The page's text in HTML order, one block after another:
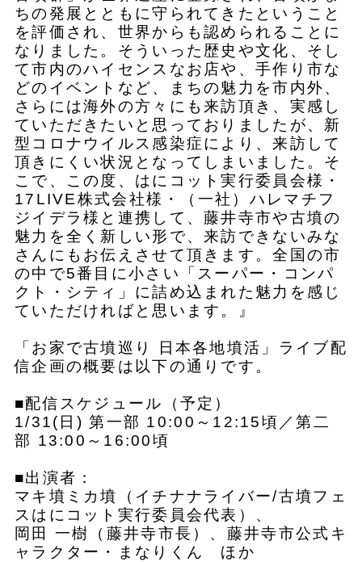
ちの発展とともに守られてきたということ
を評価され、世界からも認められることに
なりました。そういった歴史や⽂化、そし
て市内のハイセンスなお店や、⼿作り市な
どのイベントなど、まちの魅⼒を市内外、
さらには海外の方々にも来訪頂き、実感し
ていただきたいと思っておりましたが、新
型コロナウイルス感染症により、来訪して
頂きにくい状況となってしまいました。そ
こで、この度、はにコット実行委員会様・
17LIVE株式会社様・（⼀社）ハレマチフ
ジイデラ様と連携して、藤井寺市や古墳の
魅⼒を全く新しい形で、来訪できないみな
さんにもお伝えさせて頂きます。全国の市
の中で5番目に小さい「スーパー・コンパ
クト・シティ」に詰め込まれた魅⼒を感じ
ていただければと思います。』
「お家で古墳巡り 日本各地墳活」ライブ配
信企画の概要は以下の通りです。
■配信スケジュール（予定）
1/31(日) 第一部 10:00～12:15頃／第二
部 13:00～16:00頃
■出演者：
マキ墳ミカ墳（イチナナライバー/古墳フェ
スはにコット実行委員会代表）、
岡田 一樹（藤井寺市長）、藤井寺市公式キ
ャラクター・まなりくん ほか